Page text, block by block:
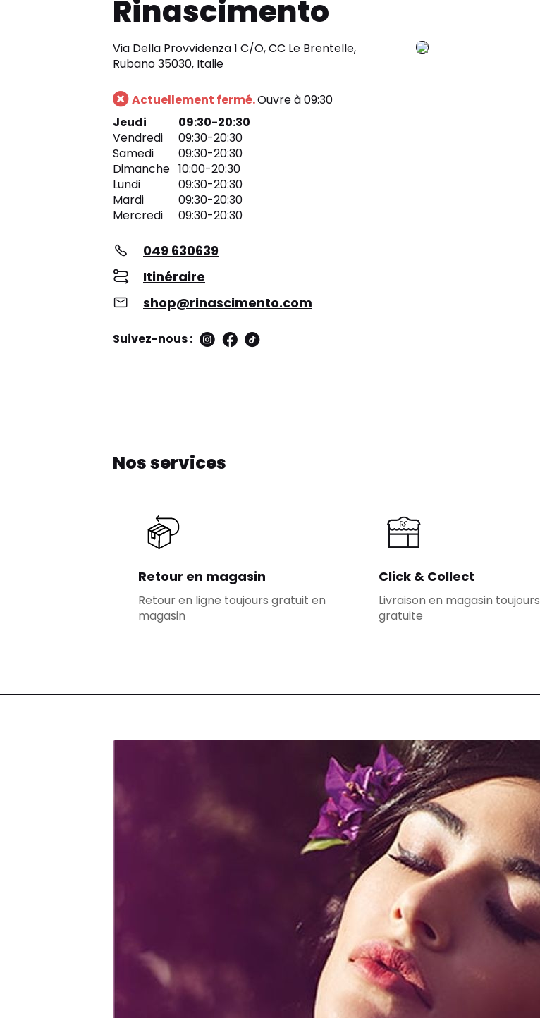
Rinascimento
Via Della Provvidenza 1 C/O, CC Le Brentelle,
Rubano 35030, Italie
Actuellement fermé.Ouvre à 09:30
Jeudi
09:30-20:30
Vendredi
09:30-20:30
Samedi
09:30-20:30
Dimanche 10:00-20:30
Lundi
09:30-20:30
Mardi
09:30-20:30
Mercredi
09:30-20:30
049 630639
Itinéraire
shop@rinascimento.com
Suivez-nous :
Nos services
Retour en magasin
Retour en ligne toujours gratuit en
magasin
Click & Collect
Livraison en magasin toujours
gratuite